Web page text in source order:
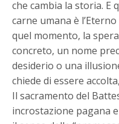
che cambia la storia. E
carne umana è
quel momento, la
concreto, un nome
desiderio o una
chiede di essere
Il sacramento del
incrostazione pagana